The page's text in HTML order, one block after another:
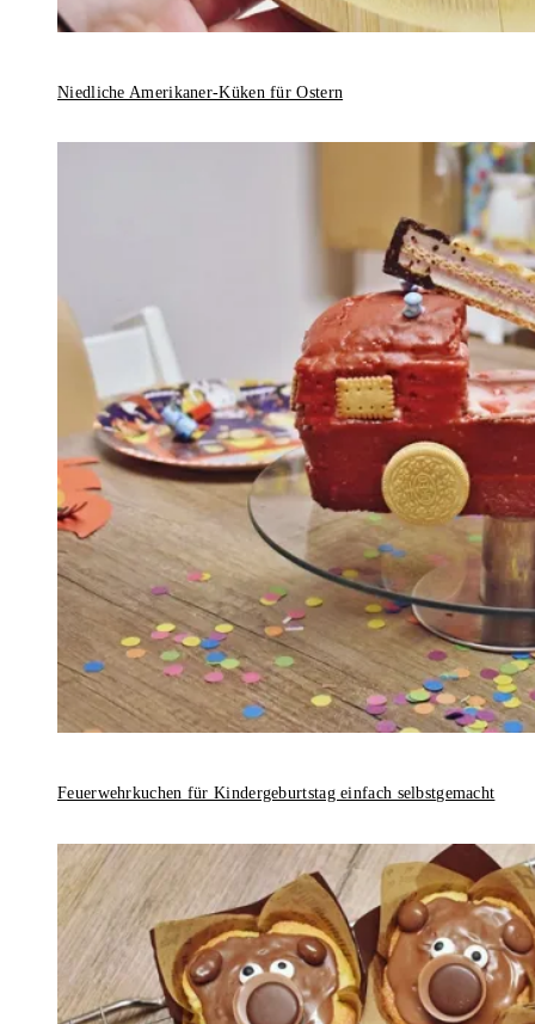
Niedliche Amerikaner-Küken für Ostern
Feuerwehrkuchen für Kindergeburtstag einfach selbstgemacht